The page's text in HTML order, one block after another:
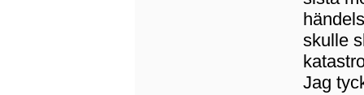
skulle
Jag